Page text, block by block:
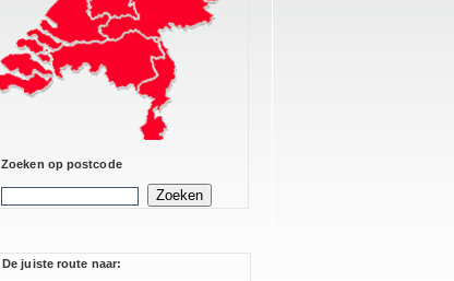
Zoeken op postcode
De juiste route naar: